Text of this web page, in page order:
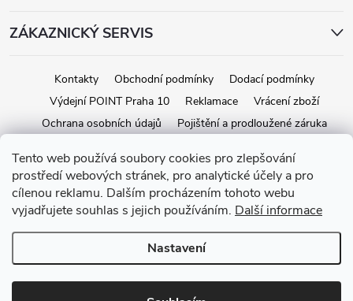
Tento web používá soubory cookies pro zlepšování
prostředí webových stránek, pro analytické účely a pro
cílenou reklamu. Dalším procházením tohoto webu
vyjadřujete souhlas s jejich používáním. Další informace
Nastavení
ZÁKAZNICKÝ SERVIS
Kontakty Obchodní podmínky
Dodací podmínky
Výdejní POINT Praha 10
Reklamace
Vrácení zboží
Ochrana osobních údajů
Pojištění a prodloužené záruka
Vytvořil Shoptet
Copyright 2026iStage.cz. Všechna práva vyhrazena.Upravit nastavení
cookies